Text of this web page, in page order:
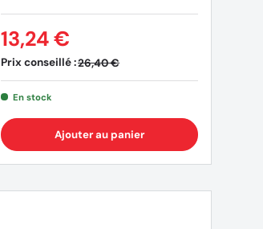
Prix conseillé :26,40 €
13,24 €
En stock
Ajouter au panier